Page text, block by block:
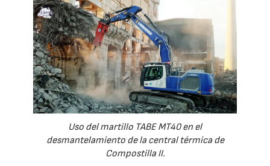
Uso del martillo TABE MT40 en el
desmantelamiento de la central térmica de
Compostilla II.